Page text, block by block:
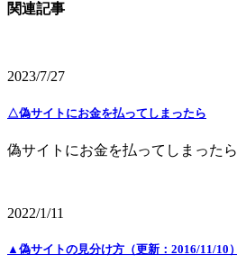
関連記事
2023/7/27
△偽サイトにお金を払ってしまったら
偽サイトにお金を払ってしまったら
2022/1/11
▲偽サイトの見分け方（更新：2016/11/10）